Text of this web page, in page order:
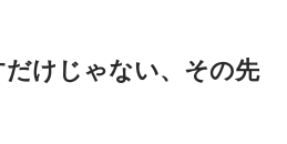
けじゃない、その先